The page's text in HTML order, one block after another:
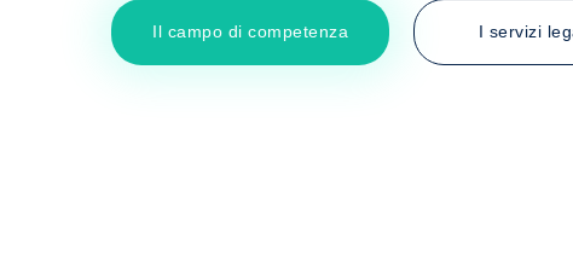
Il campo di competenza I servizi